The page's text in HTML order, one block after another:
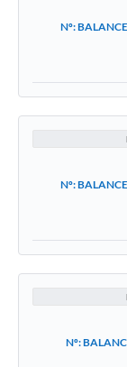
Nº:
Nº:
Nº: